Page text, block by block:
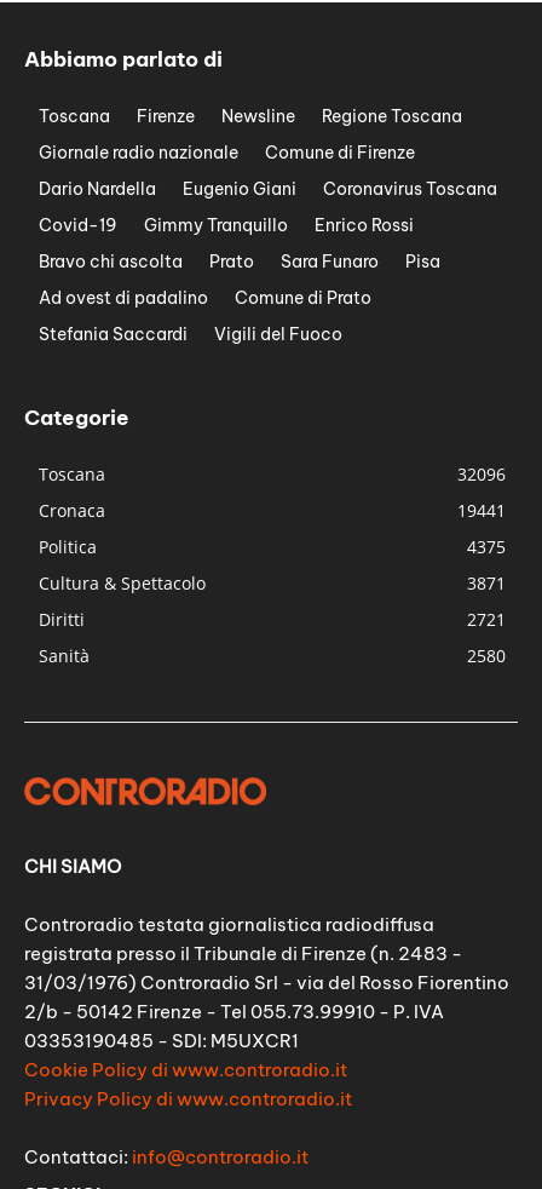
Abbiamo parlato di
Toscana Firenze Newsline
Regione Toscana
Giornale radio nazionale
Comune di Firenze
Dario Nardella
Eugenio Giani
Coronavirus Toscana
Covid-19
Gimmy Tranquillo
Enrico Rossi
Bravo chi ascolta
Prato Sara Funaro
Pisa
Ad ovest di padalino
Comune di Prato
Stefania Saccardi
Vigili del Fuoco
Categorie
Toscana
32096
Cronaca
19441
Politica
4375
Cultura & Spettacolo
3871
Diritti
2721
Sanità
2580
CHI SIAMO
Controradio testata giornalistica radiodiffusa
registrata presso il Tribunale di Firenze (n. 2483 -
31/03/1976) Controradio Srl - via del Rosso Fiorentino
2/b - 50142 Firenze - Tel 055.73.99910 - P. IVA
03353190485 - SDI: M5UXCR1
Cookie Policy di www.controradio.it
Privacy Policy di www.controradio.it
Contattaci: info@controradio.it